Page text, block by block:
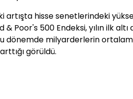
artışta hisse senetlerindeki
Poor's 500 Endeksi, yılın ilk altı
dönemde milyarderlerin
görüldü.